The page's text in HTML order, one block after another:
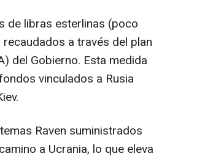
de libras esterlinas (poco
a través del plan
del Gobierno. Esta medida
vinculados a Rusia
Raven suministrados
a Ucrania, lo que eleva